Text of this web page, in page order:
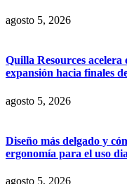
agosto 5, 2026
Quilla Resources
expansión hacia finales
agosto 5, 2026
Diseño más delgado y
ergonomía para el uso
agosto 5, 2026